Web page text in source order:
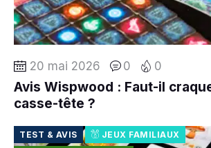
20 mai 2026 0 0
Avis Wispwood : Faut-il
casse-tête ?
TEST & AVIS
JEUX FAMILIAUX